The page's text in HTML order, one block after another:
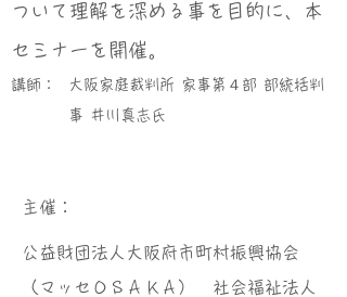
ついて理解を深める事を目的に、本
セミナーを開催。
講師：
大阪家庭裁判所 家事第４部 部統括判
事 井川真志氏
​主催：
公益財団法人大阪府市町村振興協会
（マッセＯＳＡＫＡ） 社会福祉法人